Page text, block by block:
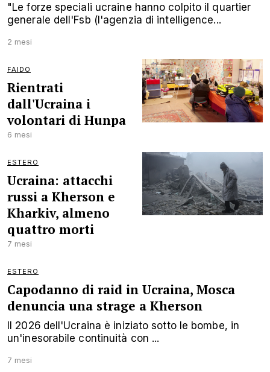
"Le forze speciali ucraine hanno colpito il quartier
generale dell'Fsb (l'agenzia di intelligence...
2 mesi
FAIDO
Rientrati
dall'Ucraina i
volontari di Hunpa
6 mesi
ESTERO
Ucraina: attacchi
russi a Kherson e
Kharkiv, almeno
quattro morti
7 mesi
ESTERO
Capodanno di raid in Ucraina, Mosca
denuncia una strage a Kherson
Il 2026 dell'Ucraina è iniziato sotto le bombe, in
un'inesorabile continuità con ...
7 mesi